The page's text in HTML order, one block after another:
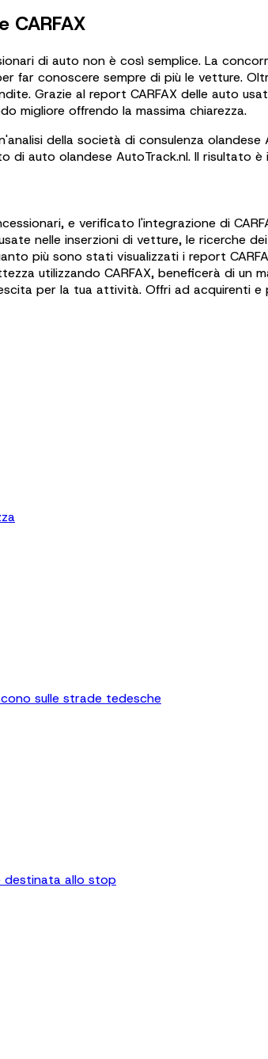
CARFAX
di auto non è così semplice. La
conoscere sempre di più le vetture.
Grazie al report CARFAX delle auto
migliore offrendo la massima chiarezza.
della società di consulenza olandese
auto olandese AutoTrack.nl. Il risultato è
e verificato l'integrazione di
nelle inserzioni di vetture, le ricerche
più sono stati visualizzati i report
utilizzando CARFAX, beneficerà di un
per la tua attività. Offri ad acquirenti
sulle strade tedesche
destinata allo stop